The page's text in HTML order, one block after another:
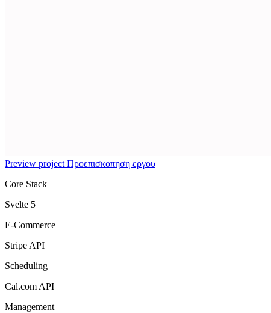
Preview project Προεπισκοπηση εργου
Core Stack
Svelte 5
E-Commerce
Stripe API
Scheduling
Cal.com API
Management